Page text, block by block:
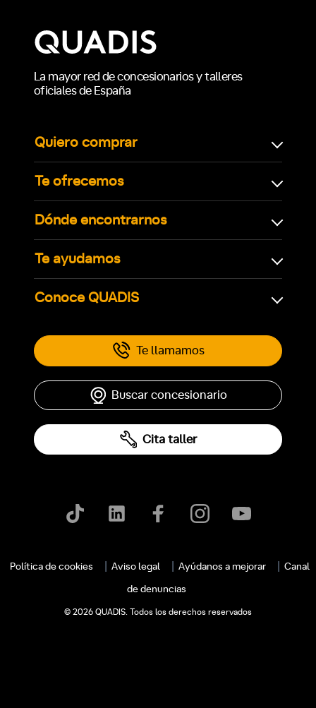
La mayor red de concesionarios y talleres
oficiales de España
Quiero comprar
Te ofrecemos
Dónde encontrarnos
Te ayudamos
Conoce QUADIS
Te llamamos
Buscar concesionario
Cita taller
Política de cookies Aviso legal Ayúdanos a mejorar Canal
de denuncias
© 2026 QUADIS. Todos los derechos reservados